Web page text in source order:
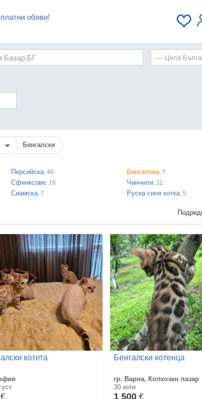
обяви!
Бенгалски
Персийска, 46
Сфинксове, 16
Сиамска, 7
Бенгалски, 7
Чинчили, 11
Руска синя котка, 5
котета
€
Бенгалски котенца
гр. Варна, Колхозен пазар
30 юли
1 500 €